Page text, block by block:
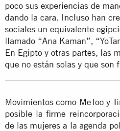
poco sus experiencias de
dando la cara. Incluso han
sociales un equivalente
llamado “Ana Kaman”,
En Egipto y otras partes, las
que no están solas y que son
Movimientos como MeToo y
posible la firme
de las mujeres a la agenda